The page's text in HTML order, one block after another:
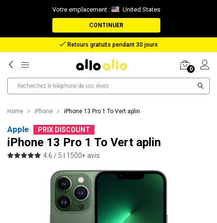
Votre emplacement : United States
CONTINUER
Remboursement en cas de perte de colis
0
Home iPhone iPhone 13 Pro 1 To Vert aplin
Apple PRIX DISCOUNT
iPhone 13 Pro 1 To Vert aplin
4.6 / 5 | 1500+ avis